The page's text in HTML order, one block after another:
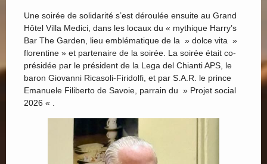
Une soirée de solidarité s’est déroulée ensuite au Grand
Hôtel Villa Medici, dans les locaux du « mythique Harry’s
Bar The Garden, lieu emblématique de la » dolce vita »
florentine » et partenaire de la soirée. La soirée était co-
présidée par le président de la Lega del Chianti APS, le
baron Giovanni Ricasoli-Firidolfi, et par S.A.R. le prince
Emanuele Filiberto de Savoie, parrain du » Projet social
2026 « .